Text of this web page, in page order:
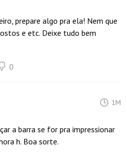
prepare algo pra ela! Nem que
e etc. Deixe tudo bem
0
1M
a barra se for pra impressionar
h. Boa sorte.